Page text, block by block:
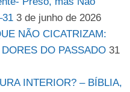
3 de junho de 2026
NÃO CICATRIZAM:
DO PASSADO 31
INTERIOR? – BÍBLIA,